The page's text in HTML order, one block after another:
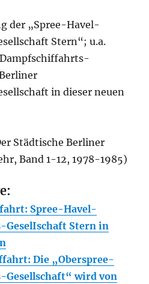
der „Spree-Havel-
Stern“; u.a.
in dieser neuen
Städtische Berliner
Band 1-12, 1978-1985)
Spree-Havel-
Stern in
Die „Oberspree-
wird von